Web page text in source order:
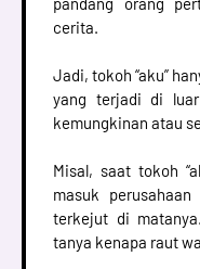
cerita.
Jadi, tokoh “aku”
yang terjadi di
kemungkinan atau
Misal, saat tokoh
masuk
terkejut di
tanya kenapa raut